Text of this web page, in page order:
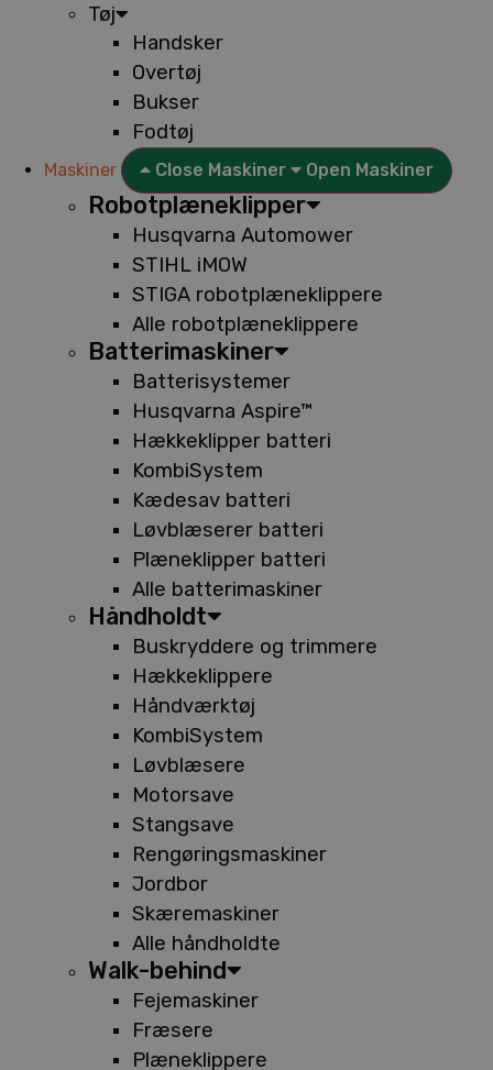
Tøj
Handsker
Overtøj
Bukser
Fodtøj
Maskiner Close Maskiner Open Maskiner
Robotplæneklipper
Husqvarna Automower
STIHL iMOW
STIGA robotplæneklippere
Alle robotplæneklippere
Batterimaskiner
Batterisystemer
Husqvarna Aspire™
Hækkeklipper batteri
KombiSystem
Kædesav batteri
Løvblæserer batteri
Plæneklipper batteri
Alle batterimaskiner
Håndholdt
Buskryddere og trimmere
Hækkeklippere
Håndværktøj
KombiSystem
Løvblæsere
Motorsave
Stangsave
Rengøringsmaskiner
Jordbor
Skæremaskiner
Alle håndholdte
Walk-behind
Fejemaskiner
Fræsere
Plæneklippere